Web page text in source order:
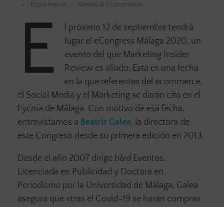
Ecommerce
Ventas & Ecommerce
E
l próximo 12 de septiembre tendrá
lugar el eCongress Málaga 2020, un
evento del que Marketing Insider
Review es aliado. Esta es una fecha
en la que referentes del ecommerce,
el Social Media y el Marketing se darán cita en el
Fycma de Málaga. Con motivo de esa fecha,
entrevistamos a Beatriz Galea, la directora de
este Congreso desde su primera edición en 2013.
Desde el año 2007 dirige b&d Eventos.
Licenciada en Publicidad y Doctora en
Periodismo por la Universidad de Málaga, Galea
asegura que «tras el Covid-19 se harán compras